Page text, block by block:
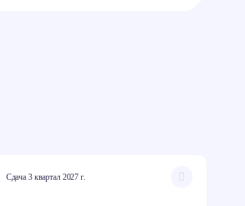
Сдача 3 квартал 2027 г.